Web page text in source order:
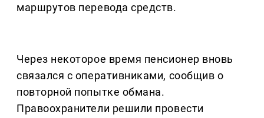
маршрутов перевода средств.
Через некоторое время пенсионер вновь
связался с оперативниками, сообщив о
повторной попытке обмана.
Правоохранители решили провести